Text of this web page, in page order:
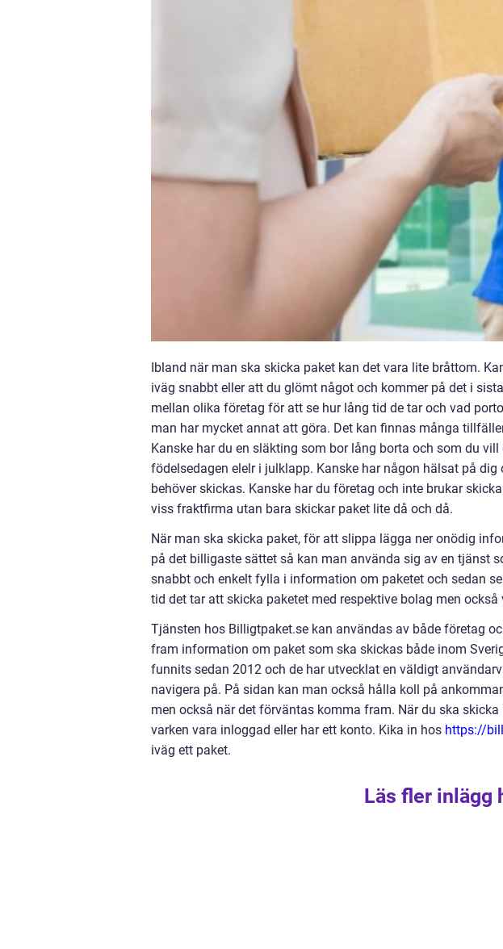
Ibland när man ska skicka paket kan det vara lite bråttom.
iväg snabbt eller att du glömt något och kommer på det i
mellan olika företag för att se hur lång tid de tar och vad
man har mycket annat att göra. Det kan finnas många
Kanske har du en släkting som bor lång borta och som du
födelsedagen elelr i julklapp. Kanske har någon hälsat på
behöver skickas. Kanske har du företag och inte brukar
viss fraktfirma utan bara skickar paket lite då och då.
När man ska skicka paket, för att slippa lägga ner onödig
på det billigaste sättet så kan man använda sig av en tjänst
snabbt och enkelt fylla i information om paketet och sedan
tid det tar att skicka paketet med respektive bolag men
Tjänsten hos Billigtpaket.se kan användas av både företag
fram information om paket som ska skickas både inom
funnits sedan 2012 och de har utvecklat en väldigt
navigera på. På sidan kan man också hålla koll på
men också när det förväntas komma fram. När du ska
varken vara inloggad eller har ett konto. Kika in hos https://
iväg ett paket.
Läs fler inlägg